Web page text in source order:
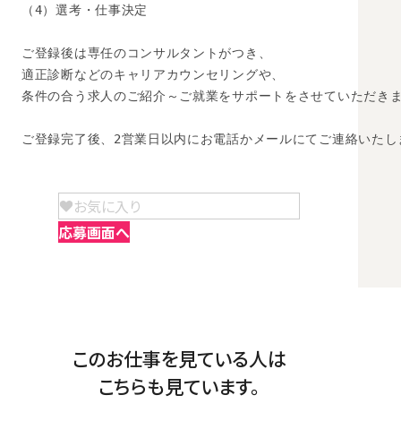
（4）選考・仕事決定
ご登録後は専任のコンサルタントがつき、
適正診断などのキャリアカウンセリングや、
条件の合う求人のご紹介～ご就業をサポートをさせていただき
ご登録完了後、2営業日以内にお電話かメールにてご連絡いたし
お気に入り
応募画面へ
このお仕事を見ている人は
こちらも見ています。